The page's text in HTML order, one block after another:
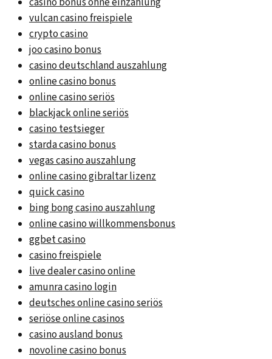
vulcan casino freispiele
crypto casino
joo casino bonus
casino deutschland auszahlung
online casino bonus
online casino seriös
blackjack online seriös
casino testsieger
starda casino bonus
vegas casino auszahlung
online casino gibraltar lizenz
quick casino
bing bong casino auszahlung
online casino willkommensbonus
ggbet casino
casino freispiele
live dealer casino online
amunra casino login
deutsches online casino seriös
seriöse online casinos
casino ausland bonus
novoline casino bonus